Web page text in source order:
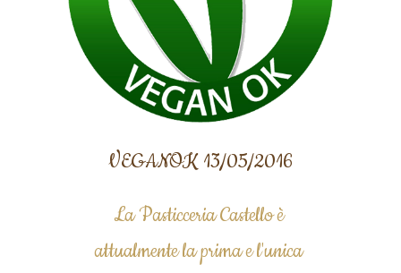
VEGANOK 13/05/2016
La Pasticceria Castello è
attualmente la prima e l'unica